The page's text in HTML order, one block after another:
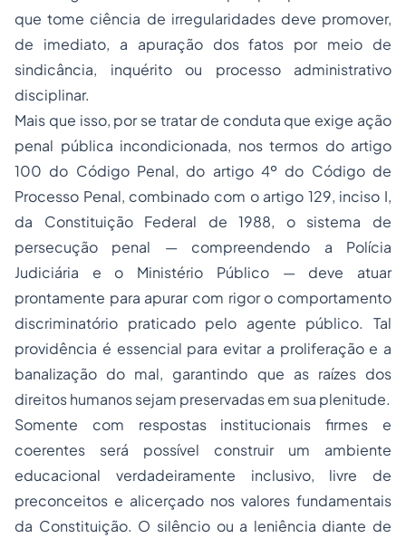
que tome ciência de irregularidades deve promover,
de imediato, a apuração dos fatos por meio de
sindicância, inquérito ou processo administrativo
disciplinar.
Mais que isso, por se tratar de conduta que exige ação
penal pública incondicionada, nos termos do artigo
100 do Código Penal, do artigo 4º do Código de
Processo Penal, combinado com o artigo 129, inciso I,
da Constituição Federal de 1988, o sistema de
persecução penal — compreendendo a Polícia
Judiciária e o Ministério Público — deve atuar
prontamente para apurar com rigor o comportamento
discriminatório praticado pelo agente público. Tal
providência é essencial para evitar a proliferação e a
banalização do mal, garantindo que as raízes dos
direitos humanos sejam preservadas em sua plenitude.
Somente com respostas institucionais firmes e
coerentes será possível construir um ambiente
educacional verdadeiramente inclusivo, livre de
preconceitos e alicerçado nos valores fundamentais
da Constituição. O silêncio ou a leniência diante de